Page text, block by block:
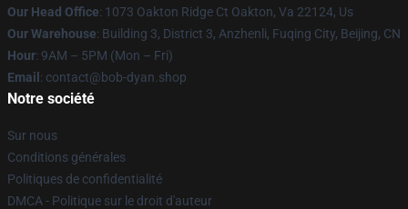
Our Head Office: 1073 Oakton Ridge Ct Oakton, Va 22124, Us
Our Warehouse: Building 3, District 3, Anzhenli, Fuqing City, Beijing, CN
Hour: 9AM – 5PM (Mon – Fri)
Email : contact@bob-dyan.shop
Notre société
Sur nous
Conditions générales
Politiques de confidentialité
DMCA - Politique sur le droit d'auteur